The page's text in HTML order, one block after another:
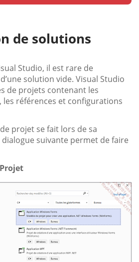
de solutions
Studio, il est rare de
solution vide. Visual Studio
de projets contenant les
les références et configurations
projet se fait lors de sa
suivante permet de faire